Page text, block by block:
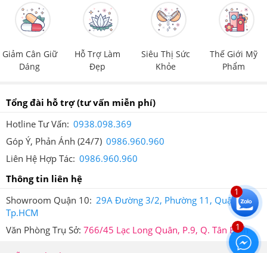
quyền lợi của khách hàng.
sản phẩm mình đã mua, sau đó, bạn soạn tin nhắn theo
cú pháp hướng dẫn trên tem và gửi đến 7039 để được
xác thực.
Sau khi bạn đã soạn tin nhắn mã số gửi đi thì tổng đài sẽ
gửi trả về cho bạn tin nhắn xác thực sản phẩm bạn vừa
mua tại Hệ thống Giảm Cân An Toàn.
Giảm Cân Giữ
Dáng
Hỗ Trợ Làm
Đẹp
Siêu Thị Sức
Khỏe
Thế Giới Mỹ
Phẩm
Tổng đài hỗ trợ(tư vấn miễn phí)
Hotline Tư Vấn: 0938.098.369
Góp Ý, Phản Ánh (24/7) 0986.960.960
Liên Hệ Hợp Tác: 0986.960.960
Thông tin liên hệ
Showroom Quận 10: 29A Đường 3/2, Phường 11, Quận 10,
Tp.HCM
Văn Phòng Trụ Sở: 766/45 Lạc Long Quân, P.9, Q. Tân Bình
1
1